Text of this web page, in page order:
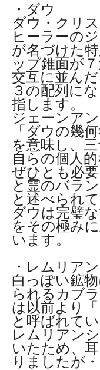
・ダウ
ダウ・クリ
ヒーラーの
が名づけた
ップ錐面が
交互に並ん
３の配列に
指します。
ジェーンア
「ダウの幾
を意味し、
自らの個人
ぜひとも必
と霊のバラ
と述べられて
ダウは完璧
をその極み
います。
・レムリア
白っぽい鉱
られるカブ
は以前より
と呼ばれて
レムリアン
いたため、
りましたが・